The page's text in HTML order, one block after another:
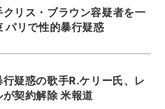
クリス・ブラウン容疑者を一
パリで性的暴行疑惑
行疑惑の歌手R.ケリー氏、レ
が契約解除 米報道